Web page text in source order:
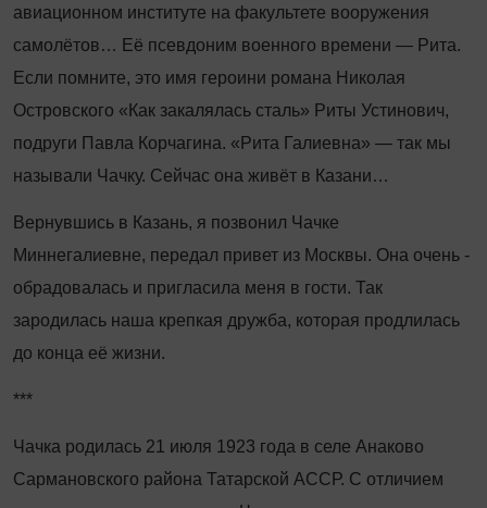
авиационном институте на факультете вооружения
самолётов… Её псевдоним военного времени — Рита.
Если помните, это имя героини романа Николая
Островского «Как закалялась сталь» Риты Устинович,
подруги Павла Корчагина. «Рита Галиевна» — так мы
называли Чачку. Сейчас она живёт в Казани…
Вернувшись в Казань, я позвонил Чачке
Миннегалиевне, передал привет из Москвы. Она очень ­
обрадовалась и пригласила меня в гости. Так
зародилась наша крепкая дружба, которая продлилась
до конца её жизни.
***
Чачка родилась 21 июля 1923 года в селе Анаково
Сармановского района Татарской АССР. С отличием